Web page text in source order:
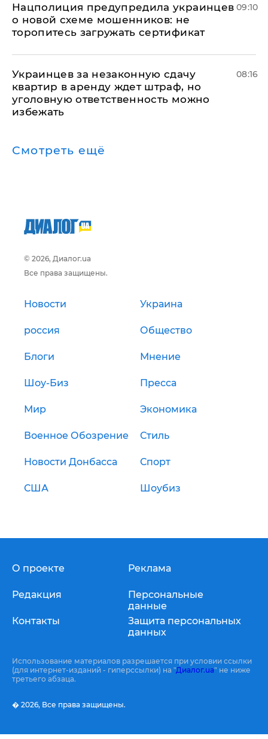
Нацполиция предупредила украинцев
о новой схеме мошенников: не
торопитесь загружать сертификат
09:10
Украинцев за незаконную сдачу
квартир в аренду ждет штраф, но
уголовную ответственность можно
избежать
08:16
Смотреть ещё
© 2026, Диалог.ua
Все права защищены.
Новости Украина
россия Общество
Блоги Мнение
Шоу-Биз Пресса
Мир Экономика
Военное Обозрение Стиль
Новости Донбасса Спорт
США Шоубиз
О проекте
Редакция
Контакты
Реклама
Персональные
данные
Защита персональных
данных
Использование материалов разрешается при условии ссылки
(для интернет-изданий - гиперссылки) на "Диалог.ua" не ниже
третьего абзаца.
� 2026, Все права защищены.